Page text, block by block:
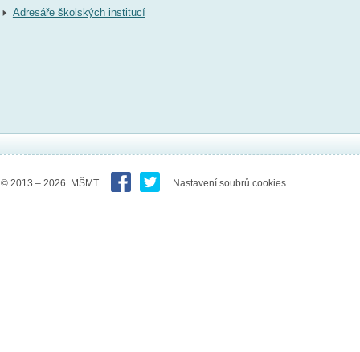
Adresáře školských institucí
© 2013 – 2026 MŠMT Nastavení soubrů cookies